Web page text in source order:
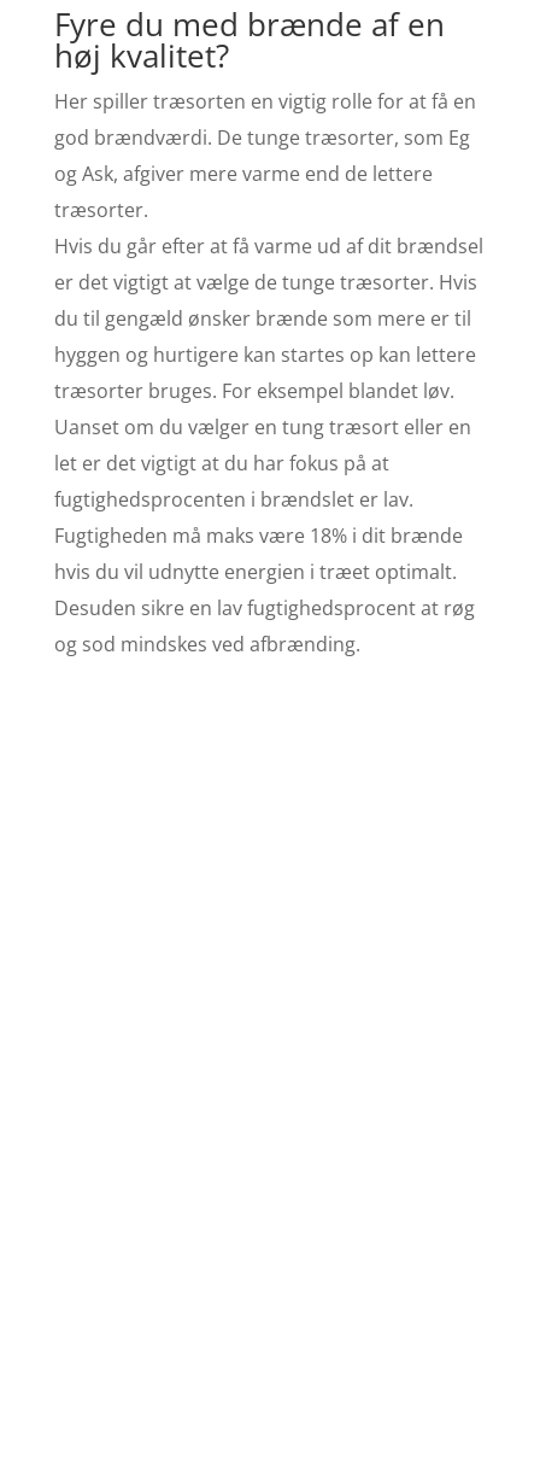
Fyre du med brænde af en
høj kvalitet?
Her spiller træsorten en vigtig rolle for at få en
god brændværdi. De tunge træsorter, som Eg
og Ask, afgiver mere varme end de lettere
træsorter.
Hvis du går efter at få varme ud af dit brændsel
er det vigtigt at vælge de tunge træsorter. Hvis
du til gengæld ønsker brænde som mere er til
hyggen og hurtigere kan startes op kan lettere
træsorter bruges. For eksempel blandet løv.
Uanset om du vælger en tung træsort eller en
let er det vigtigt at du har fokus på at
fugtighedsprocenten i brændslet er lav.
Fugtigheden må maks være 18% i dit brænde
hvis du vil udnytte energien i træet optimalt.
Desuden sikre en lav fugtighedsprocent at røg
og sod mindskes ved afbrænding.